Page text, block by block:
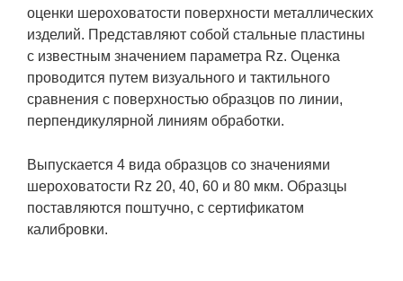
оценки шероховатости поверхности металлических
изделий. Представляют собой стальные пластины
с известным значением параметра Rz. Оценка
проводится путем визуального и тактильного
сравнения с поверхностью образцов по линии,
перпендикулярной линиям обработки.
Выпускается 4 вида образцов со значениями
шероховатости Rz 20, 40, 60 и 80 мкм. Образцы
поставляются поштучно, с сертификатом
калибровки.